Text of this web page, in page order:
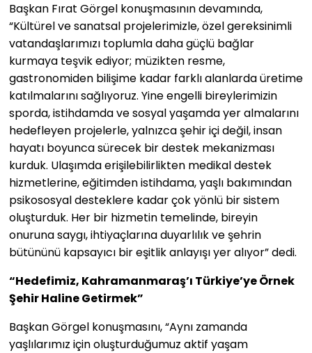
Başkan Fırat Görgel konuşmasının devamında,
“Kültürel ve sanatsal projelerimizle, özel gereksinimli
vatandaşlarımızı toplumla daha güçlü bağlar
kurmaya teşvik ediyor; müzikten resme,
gastronomiden bilişime kadar farklı alanlarda üretime
katılmalarını sağlıyoruz. Yine engelli bireylerimizin
sporda, istihdamda ve sosyal yaşamda yer almalarını
hedefleyen projelerle, yalnızca şehir içi değil, insan
hayatı boyunca sürecek bir destek mekanizması
kurduk. Ulaşımda erişilebilirlikten medikal destek
hizmetlerine, eğitimden istihdama, yaşlı bakımından
psikososyal desteklere kadar çok yönlü bir sistem
oluşturduk. Her bir hizmetin temelinde, bireyin
onuruna saygı, ihtiyaçlarına duyarlılık ve şehrin
bütününü kapsayıcı bir eşitlik anlayışı yer alıyor” dedi.
“Hedefimiz, Kahramanmaraş’ı Türkiye’ye Örnek
Şehir Haline Getirmek”
Başkan Görgel konuşmasını, “Aynı zamanda
yaşlılarımız için oluşturduğumuz aktif yaşam